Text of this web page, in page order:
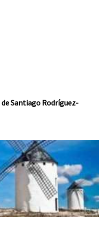
Santiago Rodríguez-